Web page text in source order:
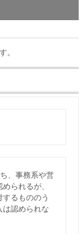
。
、事務系や営
られるが、
るもののう
は認められな